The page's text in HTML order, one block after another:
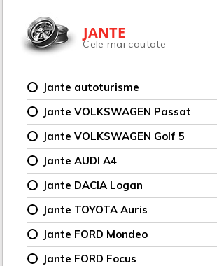
JANTE
Cele mai cautate
Jante autoturisme
Jante VOLKSWAGEN Passat
Jante VOLKSWAGEN Golf 5
Jante AUDI A4
Jante DACIA Logan
Jante TOYOTA Auris
Jante FORD Mondeo
Jante FORD Focus